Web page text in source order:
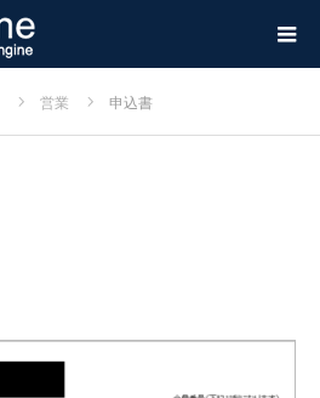
営業 申込書